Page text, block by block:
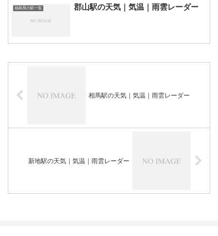
福島県の駅一覧 郡山駅の天気｜気温｜雨雲レーダー
相馬駅の天気｜気温｜雨雲レーダー
新地駅の天気｜気温｜雨雲レーダー